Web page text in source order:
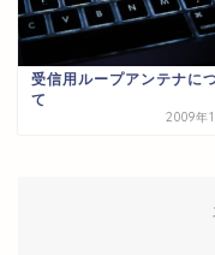
受信用ループアンテナに
て
2009年